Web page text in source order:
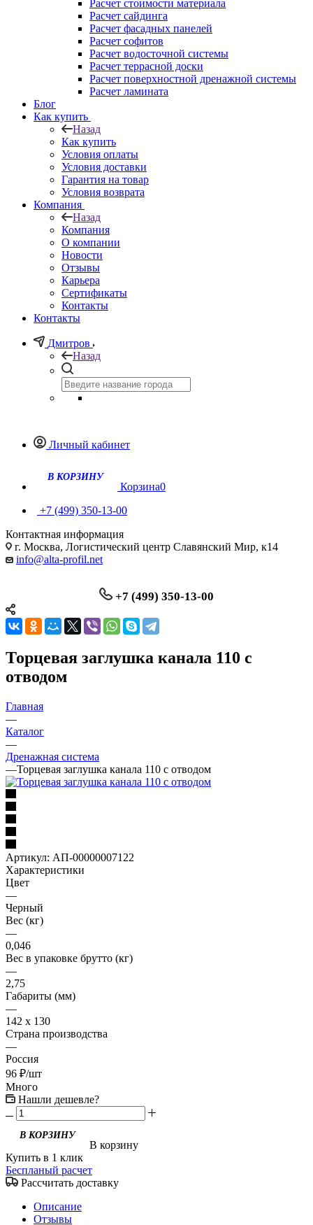
Расчет стоимости материала
Расчет сайдинга
Расчет фасадных панелей
Расчет софитов
Расчет водосточной системы
Расчет террасной доски
Расчет поверхностной дренажной системы
Расчет ламината
Блог
Как купить
Назад
Как купить
Условия оплаты
Условия доставки
Гарантия на товар
Условия возврата
Компания
Назад
Компания
О компании
Новости
Отзывы
Карьера
Сертификаты
Контакты
Контакты
Дмитров
Назад
Личный кабинет
Корзина0
+7 (499) 350-13-00
Контактная информация
г. Москва, Логистический центр Славянский Мир, к14
info@alta-profil.net
+7 (499) 350-13-00
Торцевая заглушка канала 110 с
отводом
Главная
—
Каталог
—
Дренажная система
—Торцевая заглушка канала 110 с отводом
Артикул: АП-00000007122
Характеристики
Цвет
—
Черный
Вес (кг)
—
0,046
Вес в упаковке брутто (кг)
—
2,75
Габариты (мм)
—
142 x 130
Страна производства
—
Россия
96 ₽/шт
Много
Нашли дешевле?
В корзину
Купить в 1 клик
Беспланый расчет
Рассчитать доставку
Описание
Отзывы